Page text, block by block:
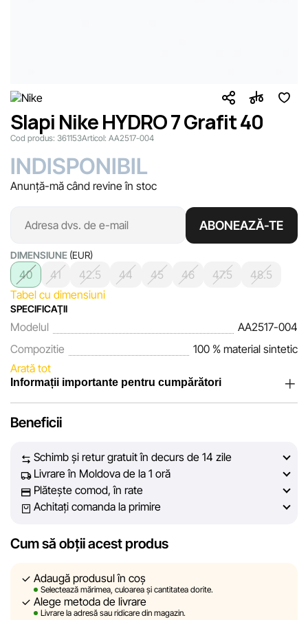
Slapi Nike HYDRO 7 Grafit 40
Cod produs: 361153Articol: AA2517-004
INDISPONIBIL
Anunță-mă când revine în stoc
ABONEAZĂ-TE
DIMENSIUNE (EUR)
40 41 42.5 44 45 46 47.5
48.5
Tabel cu dimensiuni
SPECIFICAŢII
Modelul
AA2517-004
Compozitie
100 % material sintetic
Arată tot
Informații importante pentru cumpărători
încrederea clienților noștri. În fiecare zi depunem eforturi
prezentate pe site să fie cât mai complete, obiective și
actuale. Scopul nostru este să vă oferim informații corecte și
veridice, pentru ca dvs. să puteți lua cea mai bună decizie
de cumpărare.
Cu toate acestea, în ciuda controlului constant, Sportlandia
afișate pe site, din cauza unor posibile erori tehnice sau
disfuncționalități. De asemenea, nu ne asumăm
responsabilitatea pentru conținutul și actualitatea
Beneficii
Schimb și retur gratuit în decurs de 14 zile
Livrare în Moldova de la 1 oră
Plătește comod, în rate
Achitați comanda la primire
Cum să obții acest produs
Adaugă produsul în coș
Selectează mărimea, culoarea și cantitatea dorite.
Alege metoda de livrare
Livrare la adresă sau ridicare din magazin.